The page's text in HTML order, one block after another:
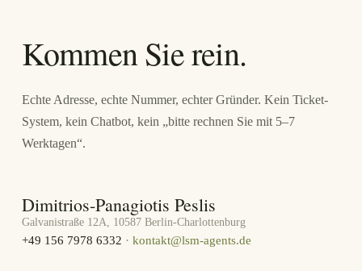
Kommen Sie rein.
Echte Adresse, echte Nummer, echter Gründer. Kein Ticket-
System, kein Chatbot, kein „bitte rechnen Sie mit 5–7
Werktagen“.
Dimitrios-Panagiotis Peslis
Galvanistraße 12A, 10587 Berlin-Charlottenburg
+49 156 7978 6332 · kontakt@lsm-agents.de